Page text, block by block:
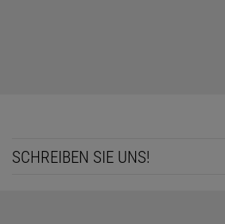
SCHREIBEN SIE UNS!